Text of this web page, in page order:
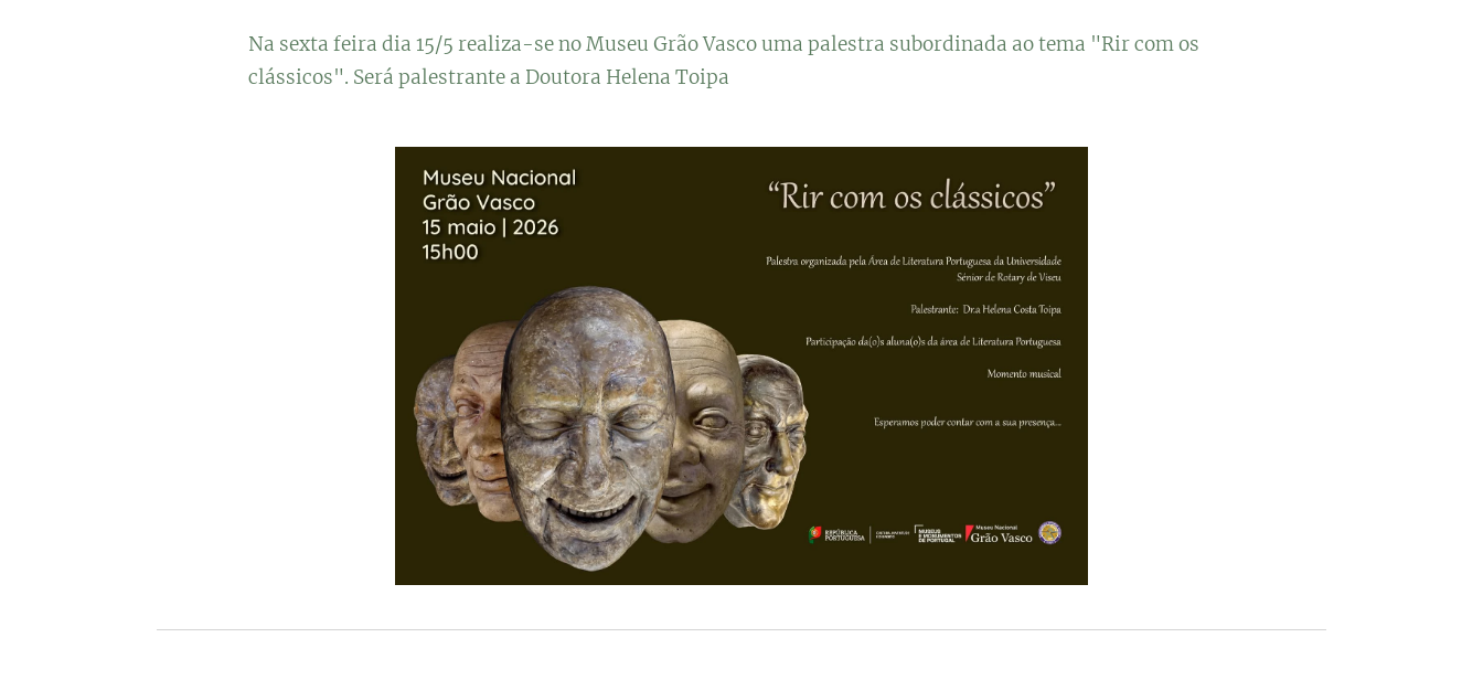
Na sexta feira dia 15/5 realiza-se no Museu Grão Vasco uma palestra subordinada ao tema "Rir com os
clássicos". Será palestrante a Doutora Helena Toipa